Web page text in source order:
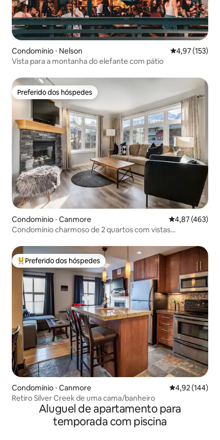
Condomínio ⋅ Nelson 4,97 de uma
4,97 (153)
Vista para a montanha do elefante com pátio
Preferido dos hóspedes
Preferido dos hóspedes
Condomínio ⋅ Canmore 4,87 de uma
4,87 (463)
Condomínio charmoso de 2 quartos com vistas
Entre os melhores preferidos dos hóspedes
Preferido dos hóspedes
Condomínio ⋅ Canmore 4,92 de uma
4,92 (144)
Retiro Silver Creek de uma cama/banheiro
Aluguel de apartamento para
temporada com piscina